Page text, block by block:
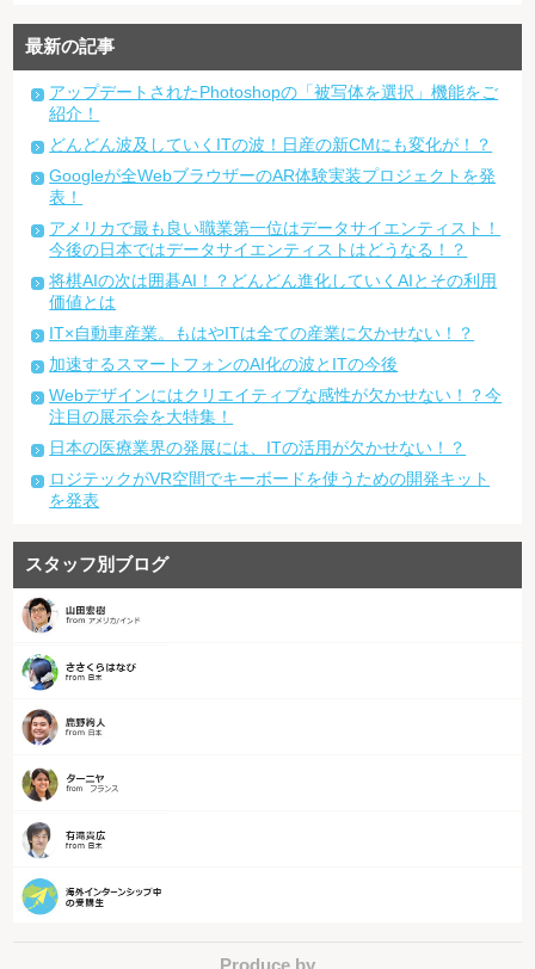
最新の記事
アップデートされたPhotoshopの「被写体を選択」機能をご
紹介！
どんどん波及していくITの波！日産の新CMにも変化が！？
Googleが全WebブラウザーのAR体験実装プロジェクトを発
表！
アメリカで最も良い職業第一位はデータサイエンティスト！
今後の日本ではデータサイエンティストはどうなる！？
将棋AIの次は囲碁AI！？どんどん進化していくAIとその利用
価値とは
IT×自動車産業。もはやITは全ての産業に欠かせない！？
加速するスマートフォンのAI化の波とITの今後
Webデザインにはクリエイティブな感性が欠かせない！？今
注目の展示会を大特集！
日本の医療業界の発展には、ITの活用が欠かせない！？
ロジテックがVR空間でキーボードを使うための開発キット
を発表
スタッフ別ブログ